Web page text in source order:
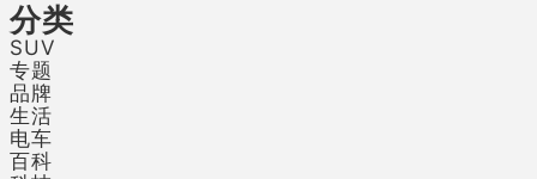
分类
SUV
专题
品牌
生活
电车
百科